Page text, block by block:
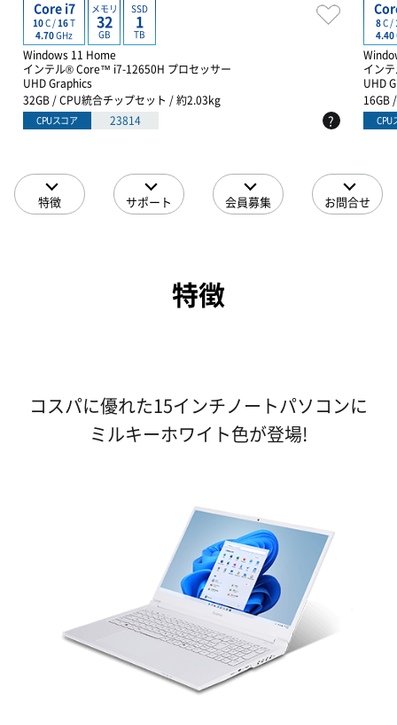
Core i7
10C / 16T
4.70GHz
メモリ
32
GB
SSD
1
TB
Windows 11 Home
インテル® Core™ i7-12650H プロセッサー
UHD Graphics
32GB / CPU統合チップセット / 約2.03kg
CPUスコア 23814 ?
8C /
4.40
イン
UHD
16GB
CPU
特徴 サポート 会員募集 お問合せ
特徴
コスパに優れた15インチノートパソコンに
ミルキーホワイト色が登場!